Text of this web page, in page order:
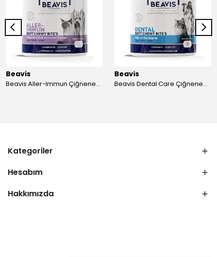
Beavis
Beavis Aller-Immun Çiğnenebilir Tablet 105 gr - 3 Adet
Beavis
Beavis Dental Care Çiğnenebilir Tablet 105 gr - 3 Adet
Kategoriler
Hesabım
Hakkımızda